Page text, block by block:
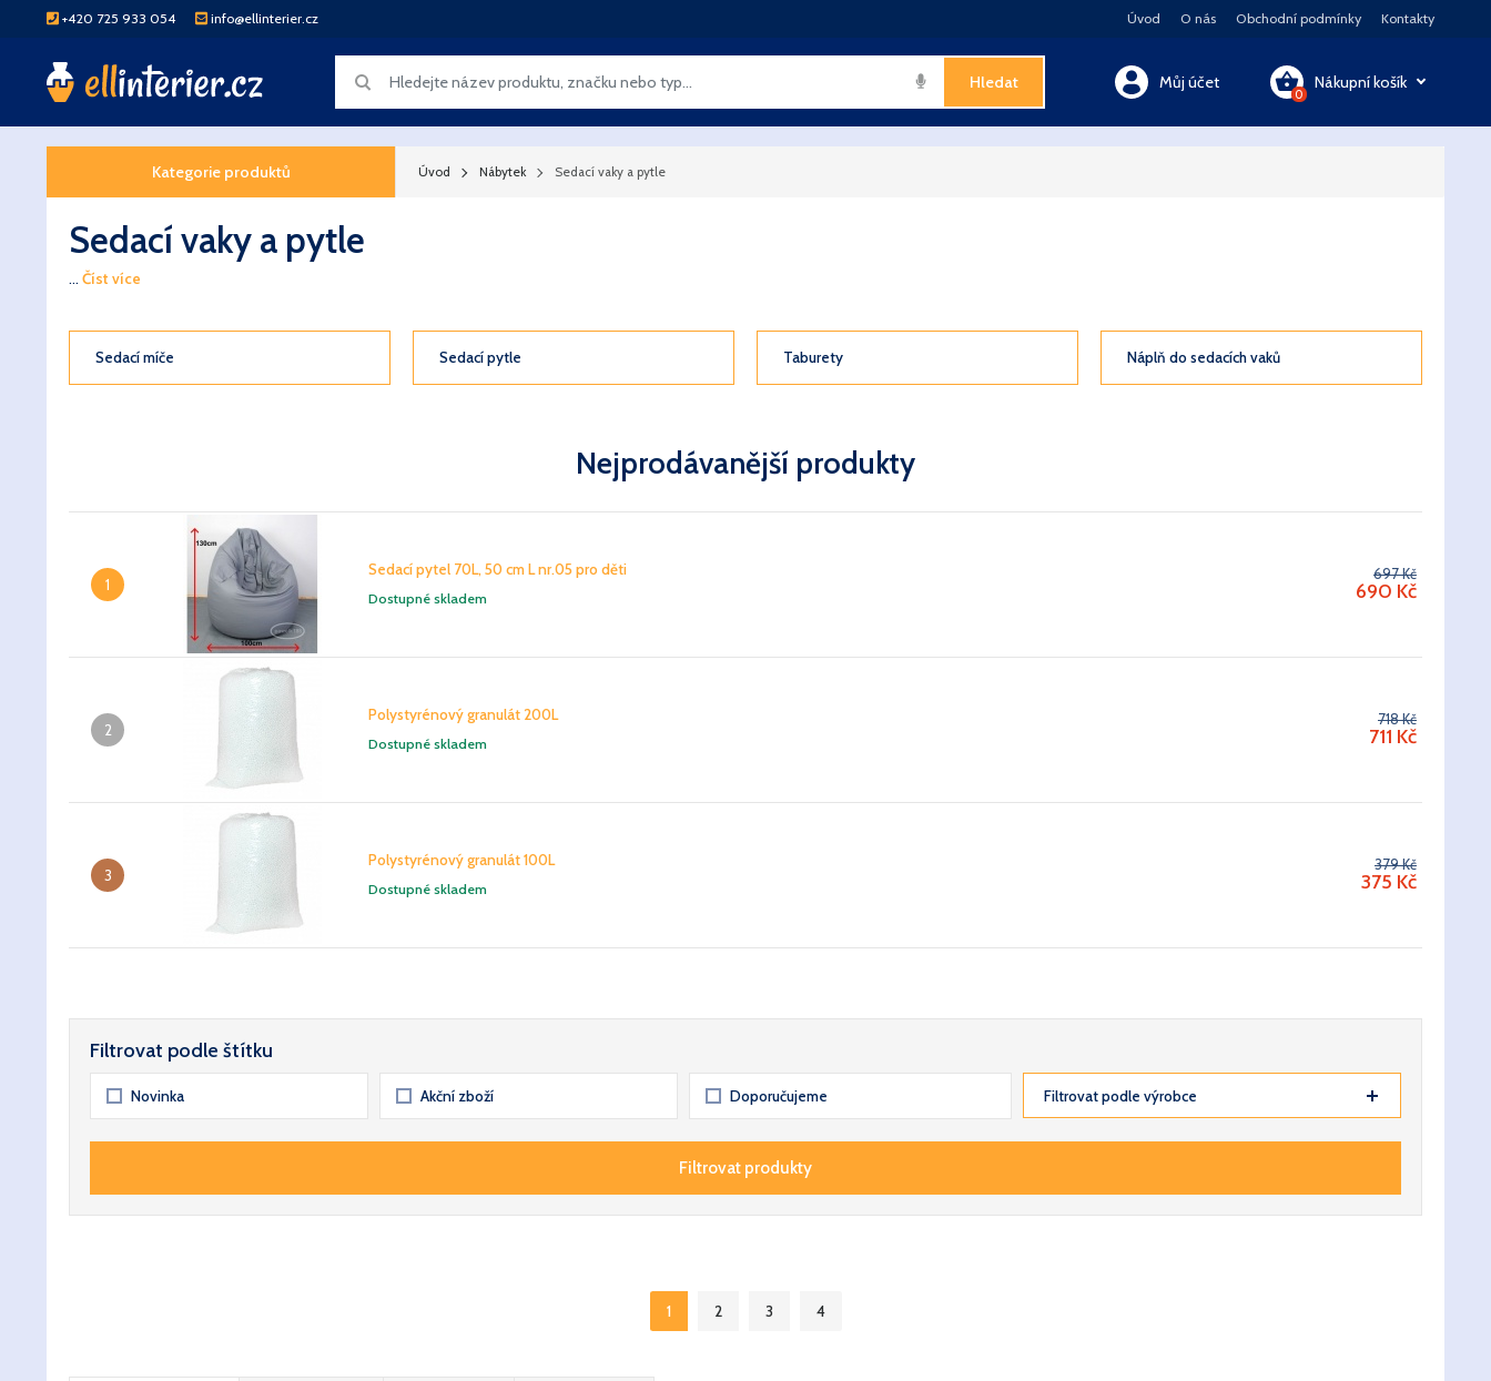
+420 725 933 054 info@ellinterier.cz Úvod O nás Obchodní podmínky Kontakty
Hledat Můj účet
0
Nákupní košík
Kategorie produktů Úvod Nábytek Sedací vaky a pytle
Sedací vaky a pytle
... Číst více
Sedací míče Sedací pytle Taburety Náplň do sedacích vaků
Nejprodávanější produkty
1
Sedací pytel 70L, 50 cm L nr.05 pro děti
Dostupné skladem
697 Kč
690 Kč
2
Polystyrénový granulát 200L
Dostupné skladem
718 Kč
711 Kč
3
Polystyrénový granulát 100L
Dostupné skladem
379 Kč
375 Kč
Filtrovat podle štítku
Novinka Akční zboží Doporučujeme Filtrovat podle výrobce
Filtrovat produkty
1 2 3 4